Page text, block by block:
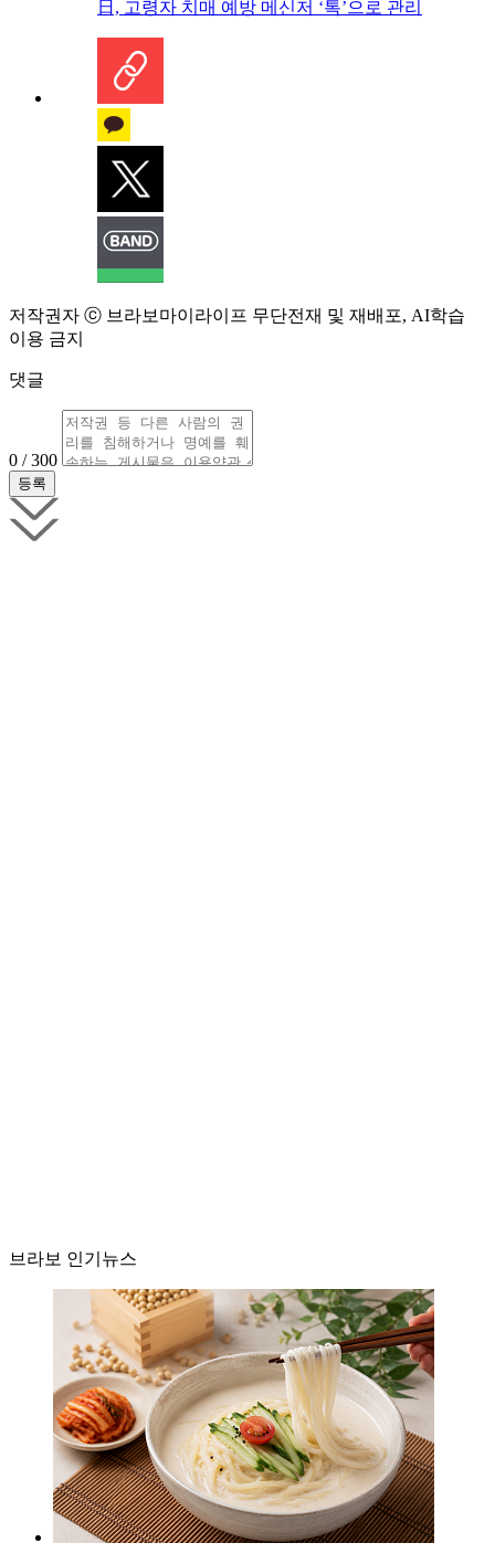
日, 고령자 치매 예방 메신저 ‘톡’으로 관리
저작권자 ⓒ 브라보마이라이프 무단전재 및 재배포, AI학습
이용 금지
댓글
0 / 300
브라보 인기뉴스